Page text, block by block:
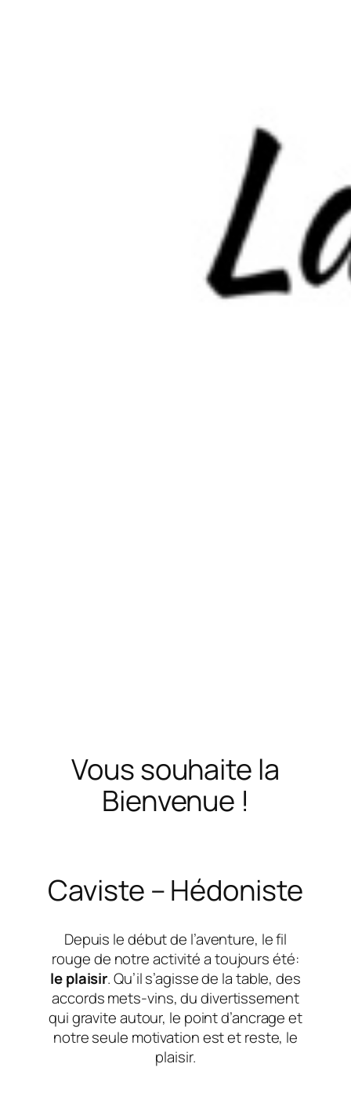
Vous souhaite la
Bienvenue !
Caviste – Hédoniste
Depuis le début de l’aventure, le fil
rouge de notre activité a toujours été:
le plaisir. Qu’il s’agisse de la table, des
accords mets-vins, du divertissement
qui gravite autour, le point d’ancrage et
notre seule motivation est et reste, le
plaisir.